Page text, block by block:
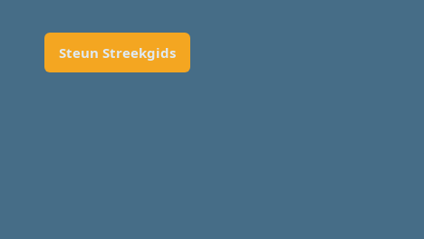
Steun Streekgids